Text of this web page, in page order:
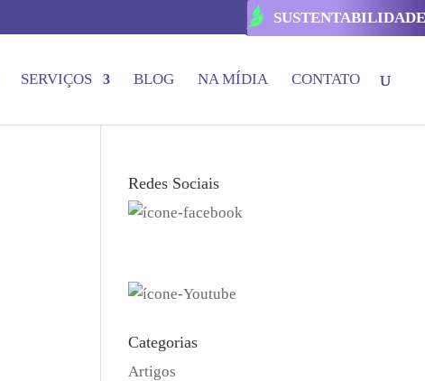
SERVIÇOS BLOG NA MÍDIA CONTATO
Redes Sociais
Categorias
Artigos
SUSTENTABILIDADE